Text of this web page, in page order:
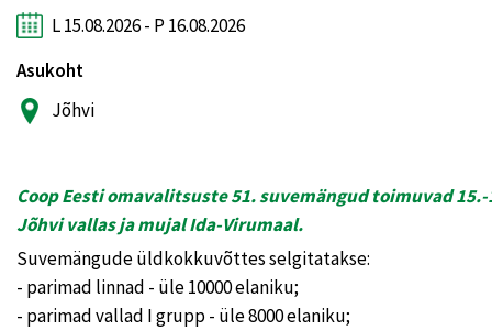
L 15.08.2026 - P 16.08.2026
Asukoht
Jõhvi
CoopEesti omavalitsuste 51. suvemängud toimuvad
Jõhvi vallas ja mujal Ida-Virumaal.
Suvemängude üldkokkuvõttes selgitatakse:
- parimad linnad - üle 10000 elaniku;
- parimad vallad I grupp - üle 8000 elaniku;